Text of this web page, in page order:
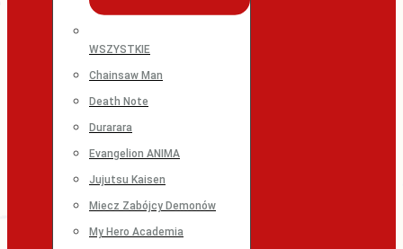
WSZYSTKIE
Chainsaw Man
Death Note
Durarara
Evangelion ANIMA
Jujutsu Kaisen
Miecz Zabójcy Demonów
My Hero Academia